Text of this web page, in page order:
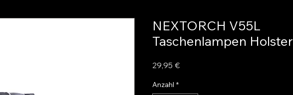
NEXTORCH V55L
Taschenlampen Holster
29,95 €Preis
Anzahl *